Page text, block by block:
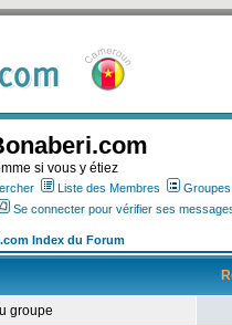
si vous y étiez
Liste des Membres
Se connecter pour vérifier ses
Index du Forum
groupe